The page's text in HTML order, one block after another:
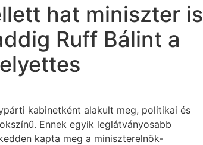
hat miniszter is
Ruff Bálint a
kabinetként alakult meg, politikai és
Ennek egyik leglátványosabb
kapta meg a miniszterelnök-